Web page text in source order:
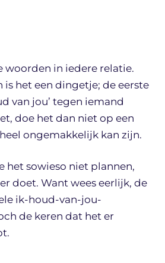
woorden in iedere relatie.
is het een dingetje; de eerste
van jou’ tegen iemand
doe het dan niet op een
ongemakkelijk kan zijn.
het sowieso niet plannen,
doet. Want wees eerlijk, de
ik-houd-van-jou-
de keren dat het er